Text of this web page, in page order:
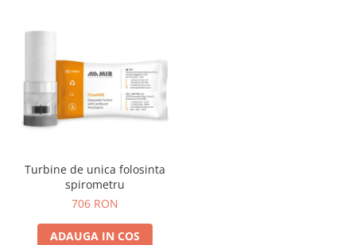
Turbine de unica folosinta
spirometru
706 RON
ADAUGA IN COS